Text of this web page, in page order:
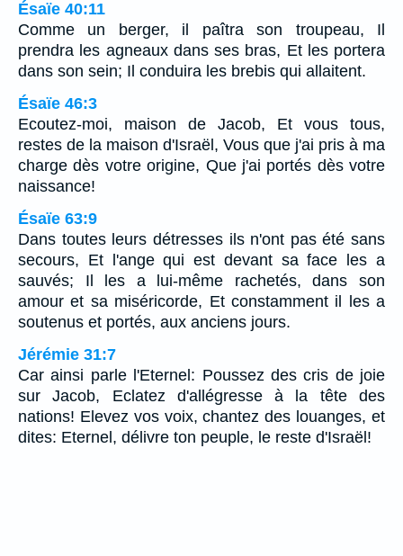
Ésaïe 40:11
Comme un berger, il paîtra son troupeau, Il
prendra les agneaux dans ses bras, Et les portera
dans son sein; Il conduira les brebis qui allaitent.
Ésaïe 46:3
Ecoutez-moi, maison de Jacob, Et vous tous,
restes de la maison d'Israël, Vous que j'ai pris à ma
charge dès votre origine, Que j'ai portés dès votre
naissance!
Ésaïe 63:9
Dans toutes leurs détresses ils n'ont pas été sans
secours, Et l'ange qui est devant sa face les a
sauvés; Il les a lui-même rachetés, dans son
amour et sa miséricorde, Et constamment il les a
soutenus et portés, aux anciens jours.
Jérémie 31:7
Car ainsi parle l'Eternel: Poussez des cris de joie
sur Jacob, Eclatez d'allégresse à la tête des
nations! Elevez vos voix, chantez des louanges, et
dites: Eternel, délivre ton peuple, le reste d'Israël!